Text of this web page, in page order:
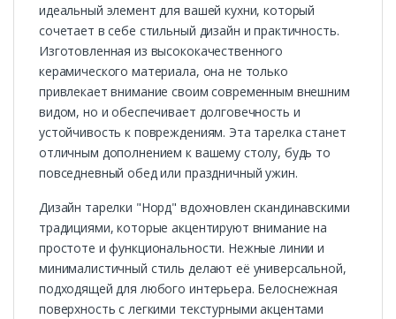
идеальный элемент для вашей кухни, который
сочетает в себе стильный дизайн и практичность.
Изготовленная из высококачественного
керамического материала, она не только
привлекает внимание своим современным внешним
видом, но и обеспечивает долговечность и
устойчивость к повреждениям. Эта тарелка станет
отличным дополнением к вашему столу, будь то
повседневный обед или праздничный ужин.
Дизайн тарелки "Норд" вдохновлен скандинавскими
традициями, которые акцентируют внимание на
простоте и функциональности. Нежные линии и
минималистичный стиль делают её универсальной,
подходящей для любого интерьера. Белоснежная
поверхность с легкими текстурными акцентами